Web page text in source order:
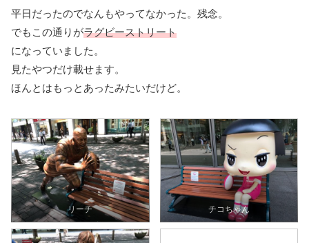
平日だったのでなんもやってなかった。残念。
でもこの通りがラグビーストリート
になっていました。
見たやつだけ載せます。
ほんとはもっとあったみたいだけど。
リーチ チコちゃん